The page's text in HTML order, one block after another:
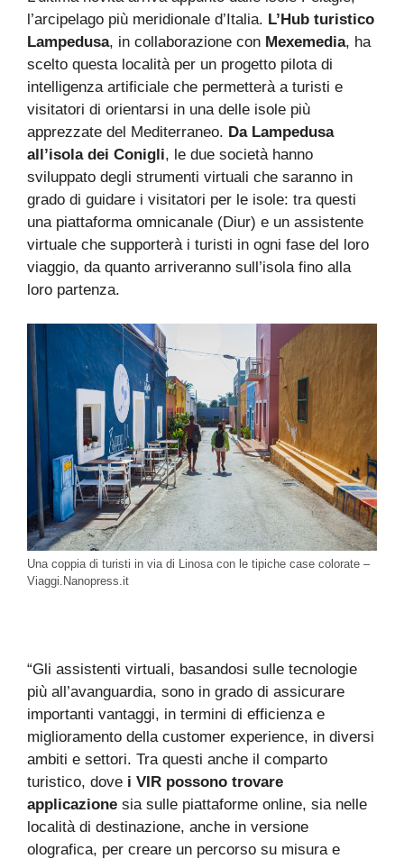
l’arcipelago più meridionale d’Italia. L’Hub turistico
Lampedusa, in collaborazione con Mexemedia, ha
scelto questa località per un progetto pilota di
intelligenza artificiale che permetterà a turisti e
visitatori di orientarsi in una delle isole più
apprezzate del Mediterraneo. Da Lampedusa
all’isola dei Conigli, le due società hanno
sviluppato degli strumenti virtuali che saranno in
grado di guidare i visitatori per le isole: tra questi
una piattaforma omnicanale (Diur) e un assistente
virtuale che supporterà i turisti in ogni fase del loro
viaggio, da quanto arriveranno sull’isola fino alla
loro partenza.
Una coppia di turisti in via di Linosa con le tipiche case colorate –
Viaggi.Nanopress.it
“Gli assistenti virtuali, basandosi sulle tecnologie
più all’avanguardia, sono in grado di assicurare
importanti vantaggi, in termini di efficienza e
miglioramento della customer experience, in diversi
ambiti e settori. Tra questi anche il comparto
turistico, dove i VIR possono trovare
applicazione sia sulle piattaforme online, sia nelle
località di destinazione, anche in versione
olografica, per creare un percorso su misura e